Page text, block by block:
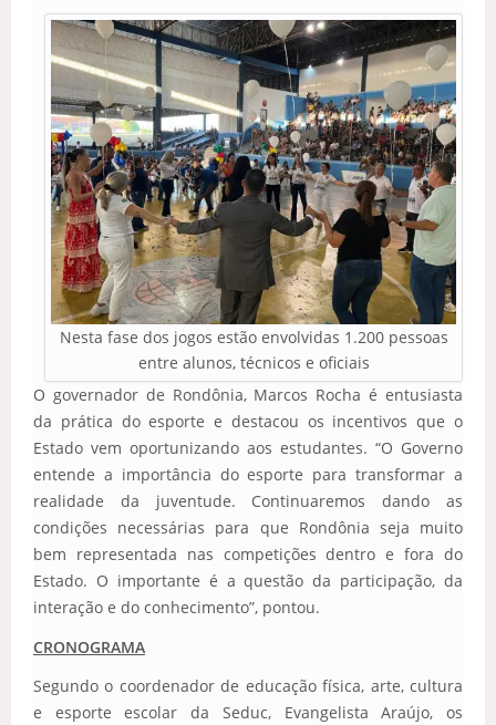
Nesta fase dos jogos estão envolvidas 1.200 pessoas
entre alunos, técnicos e oficiais
O governador de Rondônia, Marcos Rocha é entusiasta
da prática do esporte e destacou os incentivos que o
Estado vem oportunizando aos estudantes. “O Governo
entende a importância do esporte para transformar a
realidade da juventude. Continuaremos dando as
condições necessárias para que Rondônia seja muito
bem representada nas competições dentro e fora do
Estado. O importante é a questão da participação, da
interação e do conhecimento”, pontou.
CRONOGRAMA
Segundo o coordenador de educação física, arte, cultura
e esporte escolar da Seduc, Evangelista Araújo, os